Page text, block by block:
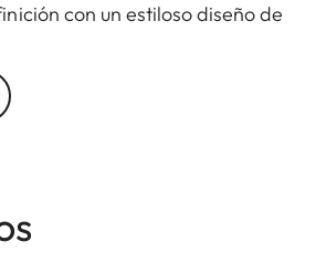
con un estiloso diseño de
cromática realista y un
común, incluso en
el agua, en la ciudad o en sus